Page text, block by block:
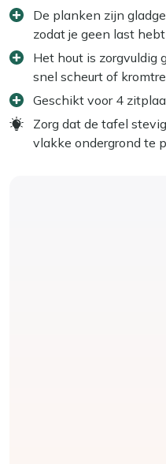
De planken zijn
zodat je geen last
Het hout is zorgvuldig
snel scheurt of
Geschikt voor 4
Zorg dat de tafel
vlakke ondergrond te